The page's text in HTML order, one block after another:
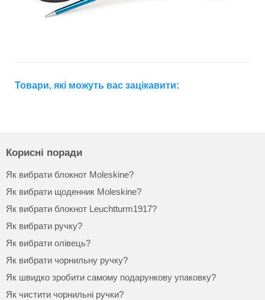
Товари, які можуть вас зацікавити:
Корисні поради
Як вибрати блокнот Moleskine?
Як вибрати щоденник Moleskine?
Як вибрати блокнот Leuchtturm1917?
Як вибрати ручку?
Як вибрати олівець?
Як вибрати чорнильну ручку?
Як швидко зробити самому подарункову упаковку?
Як чистити чорнильні ручки?